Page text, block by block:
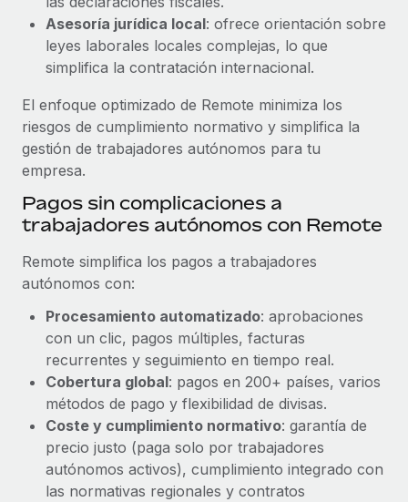
Pento se convierte en un empleador equitativo
con Remote
Gestionar las nóminas internamente es complicado. Tardas
semanas en hacerlo manualmente y, al mes...
Más información
Asesoría jurídica local: ofrece orientación sobre
leyes laborales locales complejas, lo que
simplifica la contratación internacional.
El enfoque optimizado de Remote minimiza los
riesgos de cumplimiento normativo y simplifica la
gestión de trabajadores autónomos para tu
empresa.
Pagos sin complicaciones a
trabajadores autónomos con Remote
Remote simplifica los pagos a trabajadores
autónomos con:
Procesamiento automatizado: aprobaciones
con un clic, pagos múltiples, facturas
recurrentes y seguimiento en tiempo real.
Cobertura global: pagos en 200+ países, varios
métodos de pago y flexibilidad de divisas.
Coste y cumplimiento normativo: garantía de
precio justo (paga solo por trabajadores
autónomos activos), cumplimiento integrado con
las normativas regionales y contratos